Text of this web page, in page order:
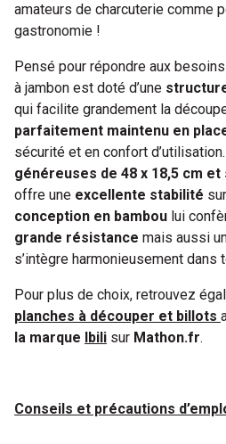
amateurs de charcuterie comme
gastronomie !
Pensé pour répondre aux
à jambon est doté d’une
qui facilite grandement la
parfaitement maintenu en
sécurité et en confort
généreuses de 48 x 18,5 cm et
offre une excellente stabilité
conception en bambou lui
grande résistance mais aussi
s’intègre harmonieusement
Pour plus de choix, retrouvez
planches à découper et billots
la marque Ibili sur Mathon.fr.
Conseils et précautions